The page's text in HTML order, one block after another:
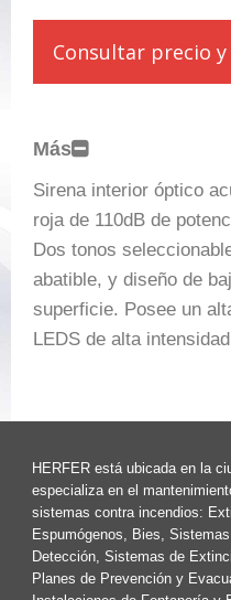
Consultar precio
Más
Sirena interior óptico
roja de 110dB de
Dos tonos
abatible, y diseño de
superficie. Posee un
LEDS de alta
HERFER está ubicada en la
especializa en el
sistemas contra incendios:
Espumógenos, Bies,
Detección, Sistemas de
Planes de Prevención y